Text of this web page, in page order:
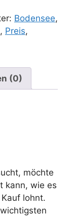
Bodensee,
, Preis,
(0)
möchte
kann, wie es
lohnt.